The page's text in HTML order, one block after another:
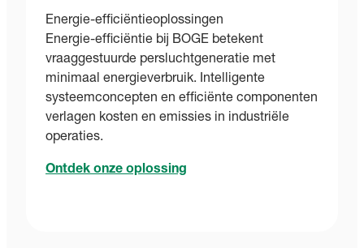
Energie-efficiëntieoplossingen
Energie-efficiëntie bij BOGE betekent
vraaggestuurde persluchtgeneratie met
minimaal energieverbruik. Intelligente
systeemconcepten en efficiënte componenten
verlagen kosten en emissies in industriële
operaties.
Ontdek onze oplossing